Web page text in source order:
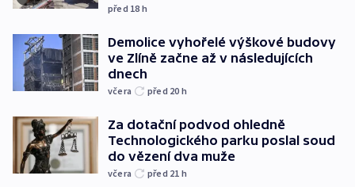
před 18 h
Demolice vyhořelé výškové budovy
ve Zlíně začne až v následujících
dnech
včera před 20 h
Za dotační podvod ohledně
Technologického parku poslal soud
do vězení dva muže
včera před 21 h